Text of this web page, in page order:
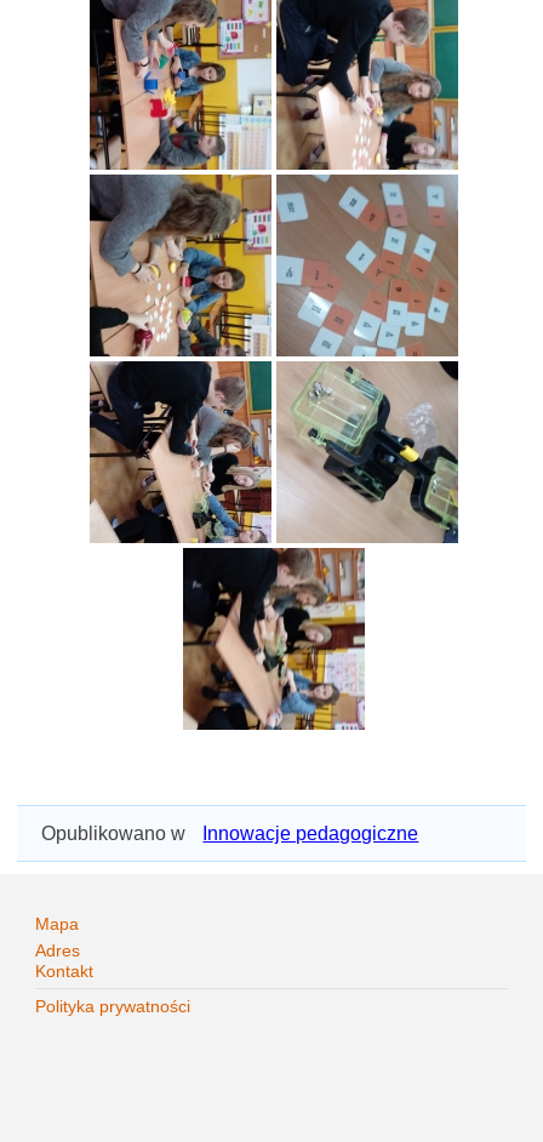
Opublikowano w Innowacje pedagogiczne
Mapa
Adres
Kontakt
Polityka prywatności